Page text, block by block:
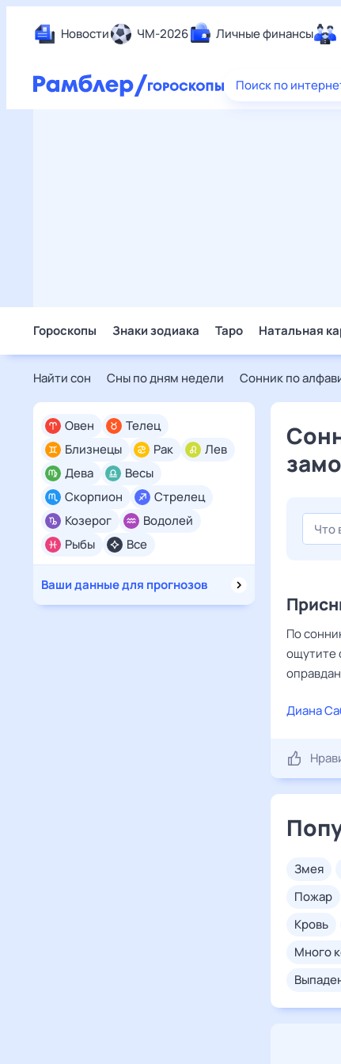
Новости ЧМ-2026 Личные финансы
Поиск по
Гороскопы Знаки зодиака Таро Натальная
Найти сон Сны по дням недели Сонник по
Все
Овен
Телец
Близнецы
Рак
Лев
Дева
Весы
Скорпион
Стрелец
Козерог
Водолей
Рыбы
Ваши данные для прогнозов
По
ощутите
Диана
змея
пожар
кровь
много